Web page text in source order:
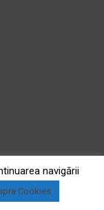
navigării
Cookies